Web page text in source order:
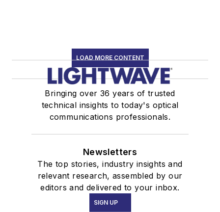
LOAD MORE CONTENT
Bringing over 36 years of trusted
technical insights to today's optical
communications professionals.
Newsletters
The top stories, industry insights and
relevant research, assembled by our
editors and delivered to your inbox.
SIGN UP